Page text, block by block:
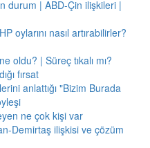
durum | ABD-Çin ilişkileri |
oylarını nasıl artırabilirler?
oldu? | Süreç tıkalı mı?
fırsat
anlattığı "Bizim Burada
ne çok kişi var
Demirtaş ilişkisi ve çözüm